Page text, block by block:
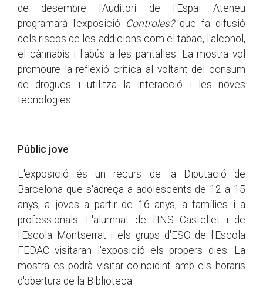
de desembre l'Auditori de l'Espai Ateneu
programarà l'exposició Controles? que fa difusió
dels riscos de les addicions com el tabac, l'alcohol,
el cànnabis i l'abús a les pantalles. La mostra vol
promoure la reflexió crítica al voltant del consum
de drogues i utilitza la interacció i les noves
tecnologies.
Públic jove
L'exposició és un recurs de la Diputació de
Barcelona que s'adreça a adolescents de 12 a 15
anys, a joves a partir de 16 anys, a famílies i a
professionals. L'alumnat de l'INS Castellet i de
l'Escola Montserrat i els grups d'ESO de l'Escola
FEDAC visitaran l'exposició els propers dies. La
mostra es podrà visitar coincidint amb els horaris
d'obertura de la Biblioteca.